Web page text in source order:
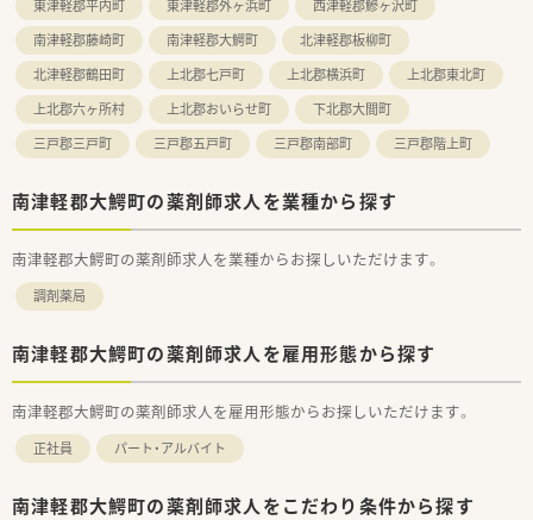
東津軽郡平内町
東津軽郡外ヶ浜町
西津軽郡鰺ヶ沢町
南津軽郡藤崎町
南津軽郡大鰐町
北津軽郡板柳町
北津軽郡鶴田町
上北郡七戸町 上北郡横浜町
上北郡東北町
上北郡六ヶ所村
上北郡おいらせ町
下北郡大間町
三戸郡三戸町
三戸郡五戸町 三戸郡南部町 三戸郡階上町
南津軽郡大鰐町の薬剤師求人を業種から探す
南津軽郡大鰐町の薬剤師求人を業種からお探しいただけます。
調剤薬局
南津軽郡大鰐町の薬剤師求人を雇用形態から探す
南津軽郡大鰐町の薬剤師求人を雇用形態からお探しいただけます。
正社員 パート・アルバイト
南津軽郡大鰐町の薬剤師求人をこだわり条件から探す